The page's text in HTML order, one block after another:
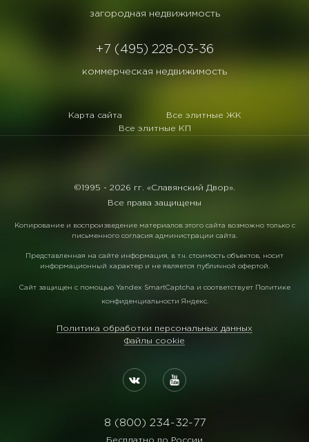
загородная недвижимость
+7 (495) 228-03-36
коммерческая недвижимость
Карта сайта
Все элитные ЖК
Все элитные КП
©1995 - 2026 гг. «Славянский Двор».
Все права защищены
Копирование и воспроизведение материалов этого сайта возможно только с
письменного согласия администрации сайта.
Представленная на сайте информация, в т.ч. стоимость объектов, носит
информационный характер и не является публичной офертой.
Сайт защищен с помощью Yandex SmartCaptcha и соответствует Политике
конфиденциальности Яндекс.
Политика обработки персональных данных
Файлы cookie
8 (800) 234-32-77
Бесплатно по России